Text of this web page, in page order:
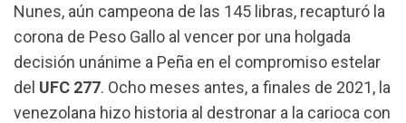
Nunes, aún campeona de las 145 libras, recapturó la
corona de Peso Gallo al vencer por una holgada
decisión unánime a Peña en el compromiso estelar
del UFC 277. Ocho meses antes, a finales de 2021, la
venezolana hizo historia al destronar a la carioca con